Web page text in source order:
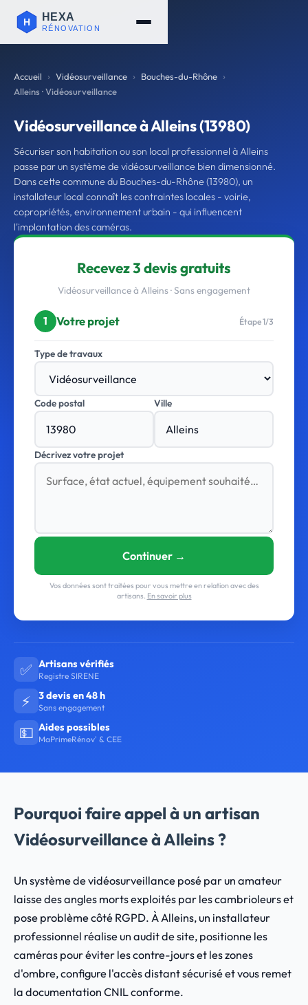
Accueil Vidéosurveillance
Bouches-du-Rhône
Alleins · Vidéosurveillance
Vidéosurveillance à Alleins (13980)
Sécuriser son habitation ou son local professionnel à Alleins
passe par un système de vidéosurveillance bien dimensionné.
Dans cette commune du Bouches-du-Rhône (13980), un
installateur local connaît les contraintes locales - voirie,
copropriétés, environnement urbain - qui influencent
l'implantation des caméras.
Recevez 3 devis gratuits
Vidéosurveillance à Alleins · Sans engagement
1 Votre projet Étape 1/3
Type de travaux
Code postal Ville
Décrivez votre projet
Continuer →
Vos données sont traitées pour vous mettre en relation avec des
artisans. En savoir plus
✅ Artisans vérifiés
Registre SIRENE
⚡ 3 devis en 48 h
Sans engagement
💵 Aides possibles
MaPrimeRénov' & CEE
Pourquoi faire appel à un artisan
Vidéosurveillance à Alleins ?
Un système de vidéosurveillance posé par un amateur
laisse des angles morts exploités par les cambrioleurs et
pose problème côté RGPD. À Alleins, un installateur
professionnel réalise un audit de site, positionne les
caméras pour éviter les contre-jours et les zones
d'ombre, configure l'accès distant sécurisé et vous remet
la documentation CNIL conforme.